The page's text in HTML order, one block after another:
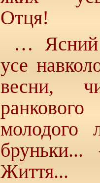
Отця!
… Ясний
усе
весни,
молодого
Життя...